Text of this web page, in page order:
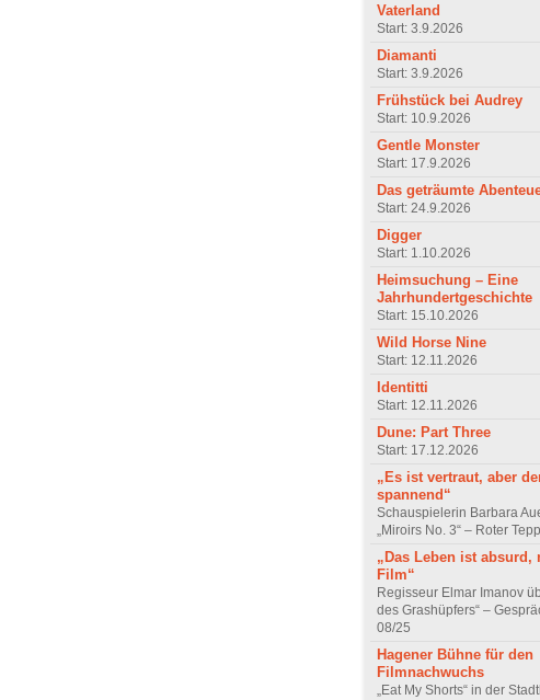
Vaterland
Start: 3.9.2026
Diamanti
Start: 3.9.2026
Frühstück bei Audrey
Start: 10.9.2026
Gentle Monster
Start: 17.9.2026
Das geträumte
Start: 24.9.2026
Digger
Start: 1.10.2026
Heimsuchung – Eine
Jahrhundertgeschichte
Start: 15.10.2026
Wild Horse Nine
Start: 12.11.2026
Identitti
Start: 12.11.2026
Dune: Part Three
Start: 17.12.2026
„Es ist vertraut, aber
spannend“
Schauspielerin Barbara
„Miroirs No. 3“ – Roter
„Das Leben ist absurd,
Film“
Regisseur Elmar Imanov
des Grashüpfers“ –
08/25
Hagener Bühne für den
Filmnachwuchs
„Eat My Shorts“ in der